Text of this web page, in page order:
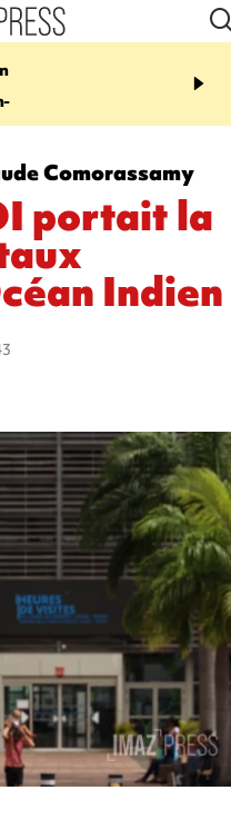
08:11
de cartes à
Comorassamy
portait la
Indien